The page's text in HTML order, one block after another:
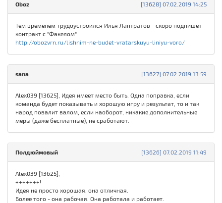
[13628] 07.02.2019 14:25
Oboz
Тем временем трудоустроился Илья Лантратов - скоро подпишет
контракт с "Факелом"
http://obozvrn.ru/lishnim-ne-budet-vratarskuyu-liniyu-voro/
[13627] 07.02.2019 13:59
sana
Alex039 [13625], Идея имеет место быть. Одна поправка, если
команда будет показывать и хорошую игру и результат, то и так
народ повалит валом, если наоборот, никакие дополнительные
меры (даже бесплатные), не сработают.
[13626] 07.02.2019 11:49
Полдюймовый
Alex039 [13625],
+++++++!
Идея не просто хорошая, она отличная.
Более того - она рабочая. Она работала и работает.